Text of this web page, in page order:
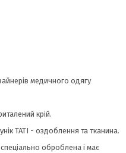
медичного одягу
крій.
ТАТІ - оздоблення та тканина.
оброблена і має